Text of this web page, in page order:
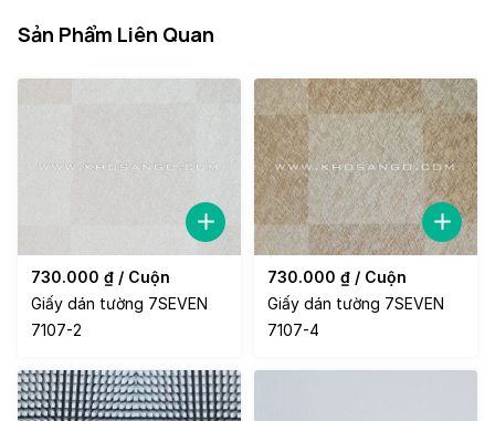
Sản Phẩm Liên Quan
730.000 ₫ / Cuộn
Giấy dán tường 7SEVEN
7107-2
730.000 ₫ / Cuộn
Giấy dán tường 7SEVEN
7107-4